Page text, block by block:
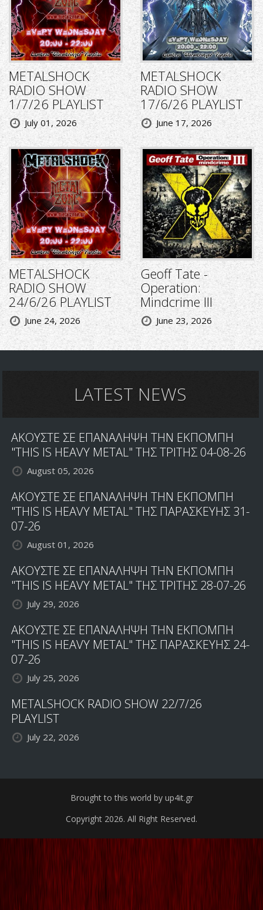
METALSHOCK
RADIO SHOW
1/7/26 PLAYLIST
July 01, 2026
METALSHOCK
RADIO SHOW
17/6/26 PLAYLIST
June 17, 2026
METALSHOCK
RADIO SHOW
24/6/26 PLAYLIST
June 24, 2026
Geoff Tate -
Operation:
Mindcrime III
June 23, 2026
LATEST NEWS
ΑΚΟΥΣΤΕ ΣΕ ΕΠΑΝΑΛΗΨΗ ΤΗΝ ΕΚΠΟΜΠΗ
"THIS IS HEAVY METAL" ΤΗΣ ΤΡΙΤΗΣ 04-08-26
August 05, 2026
ΑΚΟΥΣΤΕ ΣΕ ΕΠΑΝΑΛΗΨΗ ΤΗΝ ΕΚΠΟΜΠΗ
"THIS IS HEAVY METAL" ΤΗΣ ΠΑΡΑΣΚΕΥΗΣ 31-
07-26
August 01, 2026
ΑΚΟΥΣΤΕ ΣΕ ΕΠΑΝΑΛΗΨΗ ΤΗΝ ΕΚΠΟΜΠΗ
"THIS IS HEAVY METAL" ΤΗΣ ΤΡΙΤΗΣ 28-07-26
July 29, 2026
ΑΚΟΥΣΤΕ ΣΕ ΕΠΑΝΑΛΗΨΗ ΤΗΝ ΕΚΠΟΜΠΗ
"THIS IS HEAVY METAL" ΤΗΣ ΠΑΡΑΣΚΕΥΗΣ 24-
07-26
July 25, 2026
METALSHOCK RADIO SHOW 22/7/26
PLAYLIST
July 22, 2026
Brought to this world by up4it.gr
Copyright 2026. All Right Reserved.